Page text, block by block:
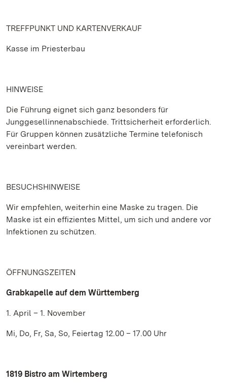
TREFFPUNKT UND KARTENVERKAUF
Kasse im Priesterbau
HINWEISE
Die Führung eignet sich ganz besonders für
Junggesellinnenabschiede. Trittsicherheit erforderlich.
Für Gruppen können zusätzliche Termine telefonisch
vereinbart werden.
BESUCHSHINWEISE
Wir empfehlen, weiterhin eine Maske zu tragen. Die
Maske ist ein effizientes Mittel, um sich und andere vor
Infektionen zu schützen.
ÖFFNUNGSZEITEN
Grabkapelle auf dem Württemberg
1. April – 1. November
Mi, Do, Fr, Sa, So, Feiertag 12.00 – 17.00 Uhr
1819 Bistro am Wirtemberg